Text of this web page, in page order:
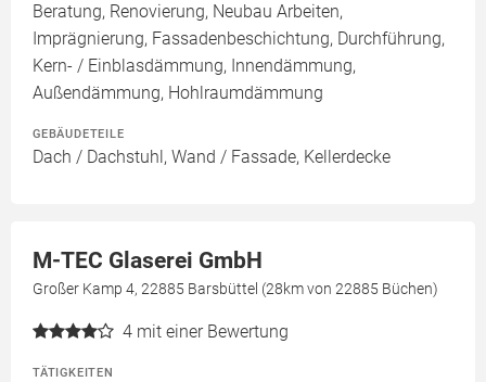
Beratung, Renovierung, Neubau Arbeiten,
Imprägnierung, Fassadenbeschichtung, Durchführung,
Kern- / Einblasdämmung, Innendämmung,
Außendämmung, Hohlraumdämmung
GEBÄUDETEILE
Dach / Dachstuhl, Wand / Fassade, Kellerdecke
M-TEC Glaserei GmbH
Großer Kamp 4, 22885 Barsbüttel (28km von 22885 Büchen)
4 mit einer Bewertung
TÄTIGKEITEN